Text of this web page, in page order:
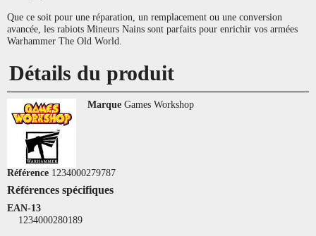
Que ce soit pour une réparation, un remplacement ou une conversion
avancée, les rabiots Mineurs Nains sont parfaits pour enrichir vos armées
Warhammer The Old World.
Détails du produit
Marque Games Workshop
Référence 1234000279787
Références spécifiques
EAN-13
1234000280189